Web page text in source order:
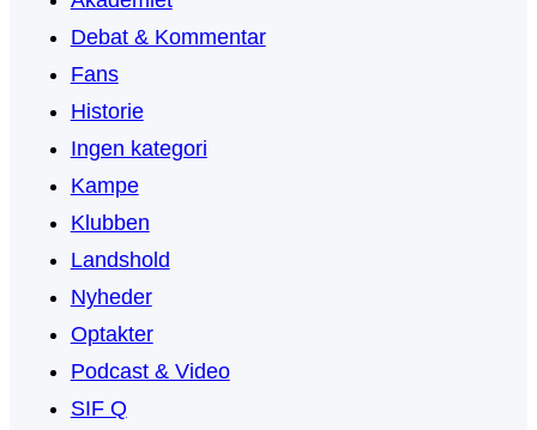
Debat & Kommentar
Fans
Historie
Ingen kategori
Kampe
Klubben
Landshold
Nyheder
Optakter
Podcast & Video
SIF Q